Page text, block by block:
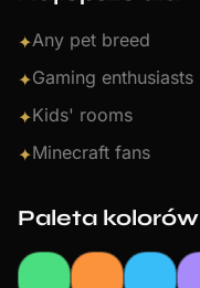
✦Any pet breed
✦Gaming enthusiasts
✦Kids' rooms
✦Minecraft fans
Paleta kolorów